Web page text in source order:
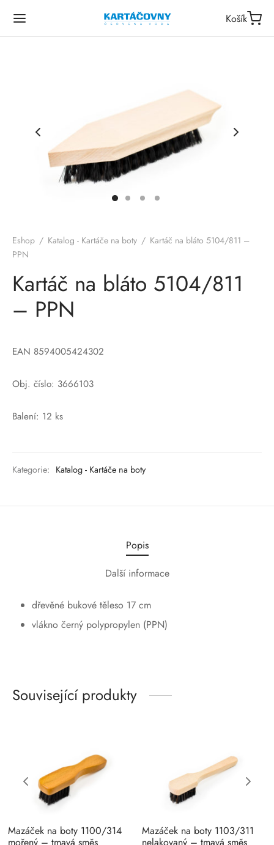
Košík
Eshop / Katalog - Kartáče na boty / Kartáč na bláto 5104/811 –
PPN
Kartáč na bláto 5104/811
– PPN
EAN 8594005424302
Obj. číslo: 3666103
Balení: 12 ks
Kategorie: Katalog - Kartáče na boty
Popis
Další informace
dřevěné bukové těleso 17 cm
vlákno černý polypropylen (PPN)
Související produkty
Mazáček na boty 1100/314
Mazáček na boty 1103/311